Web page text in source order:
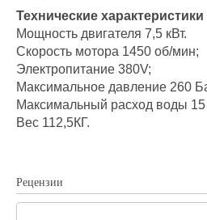
Технические характеристики
Мощность двигателя 7,5 кВт.
Скорость мотора 1450 об/мин;
Электропитание 380V;
Максимальное давление 260
Максимальный расход воды
Вес 112,5КГ.
Рецензии